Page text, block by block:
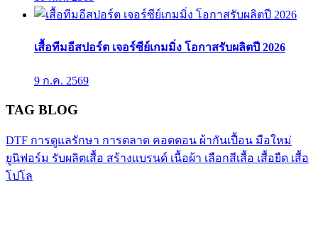
เสื้อทีมอีสปอร์ต เจอร์ซีย์เกมมิ่ง โอกาสรับผลิตปี 2026
9 ก.ค. 2569
TAG BLOG
DTF การดูแลรักษา การตลาด คอตตอน ผ้ากันเปื้อน มือใหม่
ยูนิฟอร์ม รับผลิตเสื้อ สร้างแบรนด์ เนื้อผ้า เลือกสีเสื้อ เสื้อยืด เสื้อ
โปโล